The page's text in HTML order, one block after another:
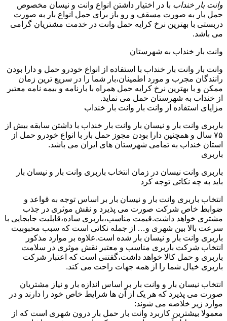
وانت بار خنداب با در اختیار داشتن انواع وانت و نیسان مخصوص
حمل بار به صورت مسقف و رو باز برای حمل انواع بار به صورت
دربستی با بهترین نرخ کرایه حمل وانت در خدمت مشتریان گرامی
می باشد.
وانت بار خنداب به شهرستان
وانت بار وانت بار خنداب با استفاده از انواع خودرو حمل و دارا بودن
رانندگان مجرب و مورد اطمینان،بار شما را در سریع ترین زمان
ممکن و با بهترین نرخ کرایه حمل همراه با بارنامه و بیمه نامه معتبر
از خنداب به شهرستان حمل می نماید.
مزایای استفاده از وانت بار وانت بار خنداب
باربری وانت بار و نیسان بار وانت بار خنداب با داشتن سابقه بیش از
۷۵ سال و همچنین دارا بودن مجوز حمل بار با انواع خودرو حمل از
استان خنداب به تمامی شهرستان های ایران می باشد.
باربری
باربری وانت نیسان در زمان انتخاب باربری وانت بار و نیسان بار
باید به چه نکاتی توجه کرد
انتخاب باربری وانت بار و نیسان بار بر اساس توجه به قواعد و
ضوابط خاص شرکت صورت می پذیرد و نقش موثری در جذب
مشتری خواهد داشت.قیمت مناسب،باربری ساده،قابلیت جابجایی با
سرعت بالا بین شهری و… از جمله نکاتی است که سبب محبوبیت
باربری وانت بار و نیسان بار شده است.علاوه بر موارد مذکور
انتخاب شرکت باربری مناسب و معتبر نقش موثری در سلامت
باربری و حمل کالا خواهد داشت،گفتنی است که اعتبار شرکت
باربری خیال شما را از همه جهات راحت می کند.
انتخاب نیسان بار و وانت بار بر اساس اندازه بار و نیاز مشتریان
صورت می پذیرد که هر یک از آن ها شرایط خاص خود را دارند و در
موارد زیر خلاصه می شوند:
معمولا بیشترین کاربرد وانت بار حمل بار درون شهری است که از